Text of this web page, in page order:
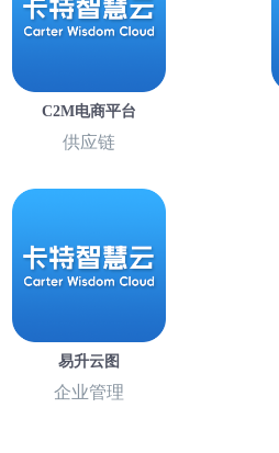
C2M电商平台
供应链
易升云图
企业管理